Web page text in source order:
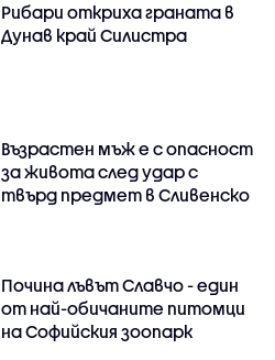
Рибари откриха граната в
Дунав край Силистра
Възрастен мъж е с опасност
за живота след удар с
твърд предмет в Сливенско
Почина лъвът Славчо - един
от най-обичаните питомци
на Софийския зоопарк